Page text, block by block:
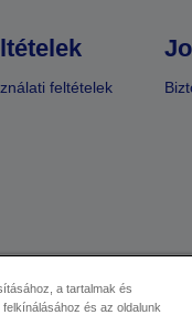
feltételek
a tartalmak és
és az oldalunk